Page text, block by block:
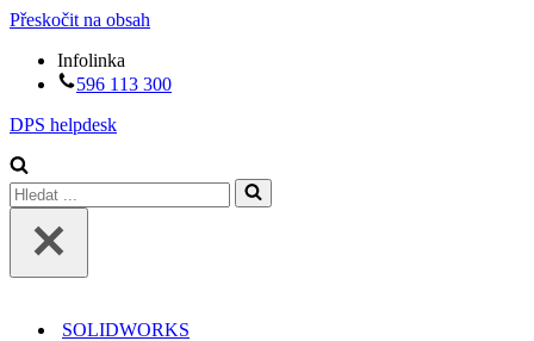
Přeskočit na obsah
Infolinka
596 113 300
DPS helpdesk
Vyhledat
...
SOLIDWORKS